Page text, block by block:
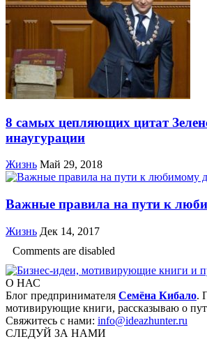
8 самых цепляющих цитат
инаугурации
Жизнь Май 29, 2018
Важные правила на пути к
Жизнь Дек 14, 2017
Comments are disabled
О НАС
Блог предпринимателя Семёна Кибало.
мотивирующие книги, рассказываю о
Свяжитесь с нами: info@ideazhunter.ru
СЛЕДУЙ ЗА НАМИ